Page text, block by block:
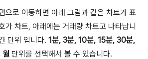
으로 이동하면 아래 그림과 같은 차트가 표
가 차트, 아래에는 거래량 차트고 나타납니
단위 입니다. 1분, 3분, 10분, 15분, 30분,
월 단위를 선택해서 볼 수 있습니다.